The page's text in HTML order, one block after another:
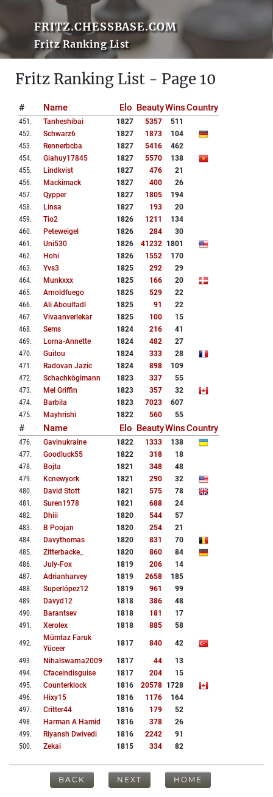
FRITZ.CHESSBASE.COM
Fritz Ranking List
Fritz Ranking List - Page 10
# Name Elo BeautyWinsCountry
451 . Tanheshibai 1827 5357
511
452. Schwarz6 1827 1873
104
453. Rennerbcba 1827 5416
462
454. Giahuy17845 1827 5570
138
455. Lindkvist 1827 476
21
456. Mackimack 1827 400
26
457. Qypper 1827 1805
194
458. Linsa 1827 193
20
459. Tio2 1826 1211
134
460. Peteweigel 1826 284
30
461 . Uni530 1826 41232 1801
462. Hohi 1826 1552
170
463. Yvs3 1825 292
29
464. Munkxxx 1825 166
20
465. Arnoldfuego 1825 529
22
466. Ali Aboulfadl 1825 91
22
467. Vivaanverlekar 1825 100
15
468. Sems 1824 216
41
469. Lorna-Annette 1824 482
27
470. Guitou 1824 333
28
471 . Radovan Jazic 1824 898
109
472. Schachkögimann 1823 337
55
473. Mel Griffin 1823 357
32
474. Barbila 1823 7023
607
475. Mayhrishi 1822 560 55
# Name Elo BeautyWinsCountry
476. Gavinukraine 1822 1333
138
477. Goodluck55 1822 318
18
478. Bojta 1821 348
48
479. Kcnewyork 1821 290
32
480. David Stott 1821 575
78
481 . Suren1978 1821 688
24
482. Dhiii 1820 544
57
483. B Poojan 1820 254
21
484. Davythomas 1820 831
70
485. Zitterbacke_ 1820 860
84
486. July-Fox 1819 206
14
487. Adrianharvey 1819 2658
185
488. Superlópez12 1819 961
99
489. Davyd12 1818 386
48
490. Barantsev 1818 181
17
491 . Xerolex 1818 885 58
492.
Mümtaz Faruk
Yüceer
1817 840 42
493. Nihalswarna2009 1817 44
13
494. Cfaceindisguise 1817 204
15
495. Counterklock 1816 20578 1728
496. Hixy15 1816 1176
164
497. Critter44 1816 179
52
498. Harman A Hamid 1816 378
26
499. Riyansh Dwivedi 1816 2242
91
500. Zekai 1815 334 82
BACK NEXT HOME